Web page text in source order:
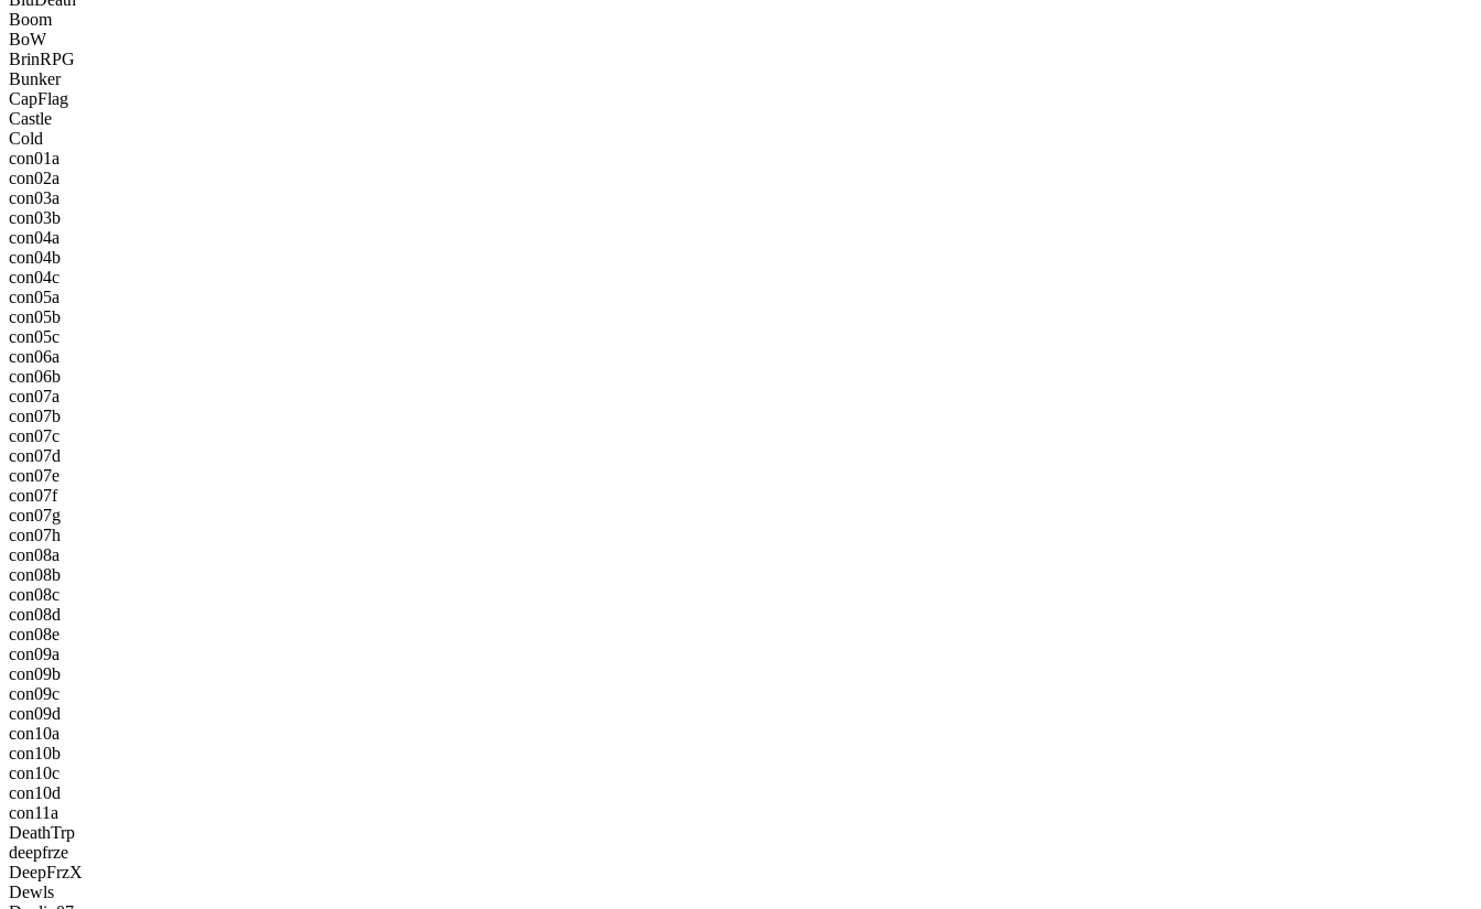
Boom
BoW
BrinRPG
Bunker
CapFlag
Castle
Cold
con01a
con02a
con03a
con03b
con04a
con04b
con04c
con05a
con05b
con05c
con06a
con06b
con07a
con07b
con07c
con07d
con07e
con07f
con07g
con07h
con08a
con08b
con08c
con08d
con08e
con09a
con09b
con09c
con09d
con10a
con10b
con10c
con10d
con11a
DeathTrp
deepfrze
DeepFrzX
Dewls